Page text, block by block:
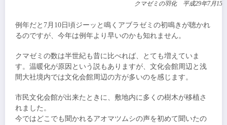
クマゼミの羽化 平成29年7月15
例年だと7月10日頃ジーッと鳴くアブラゼミの初鳴きが聴かれ
るのですが、今年は例年より早いのかも知れません。
クマゼミの数は半世紀も昔に比べれば、とても増えていま
す。温暖化が原因という説もありますが、文化会館周辺と浅
間大社境内では文化会館周辺の方が多いのを感じます。
市民文化会館が出来たときに、敷地内に多くの樹木が移植さ
れました。
今ではどこでも聞かれるアオマツムシの声を初めて聞いたの